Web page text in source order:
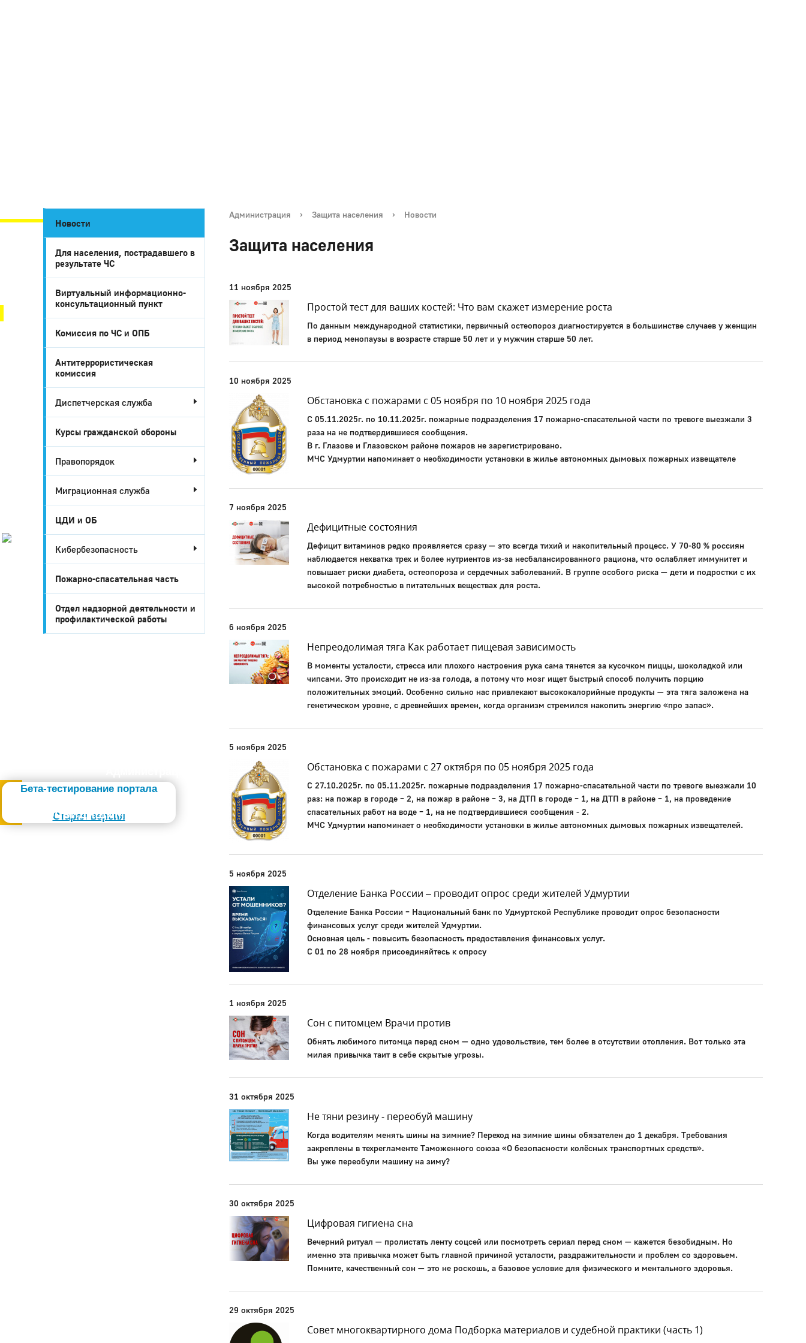
Глазов
Настоящее
Стратегия
Жителям
Бизнесу
Бета-тестирование портала
Старая версия
Слабовидящим
Город Глазов
Новости
Для населения, пострадавшего в
результате ЧС
Виртуальный информационно-
консультационный пункт
Комиссия по ЧС и ОПБ
Антитеррористическая
комиссия
Диспетчерская служба
Курсы гражданской обороны
Правопорядок
Миграционная служба
ЦДИ и ОБ
Кибербезопасность
Пожарно-спасательная часть
Отдел надзорной деятельности и
профилактической работы
Администрация › Защита населения › Новости
Защита населения
11 ноября 2025
Простой тест для ваших костей: Что вам скажет измерение роста
По данным международной статистики, первичный остеопороз диагностируется в большинстве случаев у женщин
в период менопаузы в возрасте старше 50 лет и у мужчин старше 50 лет.
10 ноября 2025
Обстановка с пожарами с 05 ноября по 10 ноября 2025 года
С 05.11.2025г. по 10.11.2025г. пожарные подразделения 17 пожарно-спасательной части по тревоге выезжали 3
раза на не подтвердившиеся сообщения.
В г. Глазове и Глазовском районе пожаров не зарегистрировано.
МЧС Удмуртии напоминает о необходимости установки в жилье автономных дымовых пожарных извещателе
7 ноября 2025
Дефицитные состояния
Дефицит витаминов редко проявляется сразу — это всегда тихий и накопительный процесс. У 70-80 % россиян
наблюдается нехватка трех и более нутриентов из-за несбалансированного рациона, что ослабляет иммунитет и
повышает риски диабета, остеопороза и сердечных заболеваний. В группе особого риска — дети и подростки с их
высокой потребностью в питательных веществах для роста.
6 ноября 2025
Непреодолимая тяга Как работает пищевая зависимость
В моменты усталости, стресса или плохого настроения рука сама тянется за кусочком пиццы, шоколадкой или
чипсами. Это происходит не из-за голода, а потому что мозг ищет быстрый способ получить порцию
положительных эмоций. Особенно сильно нас привлекают высококалорийные продукты — эта тяга заложена на
генетическом уровне, с древнейших времен, когда организм стремился накопить энергию «про запас».
5 ноября 2025
Обстановка с пожарами с 27 октября по 05 ноября 2025 года
С 27.10.2025г. по 05.11.2025г. пожарные подразделения 17 пожарно-спасательной части по тревоге выезжали 10
раз: на пожар в городе – 2, на пожар в районе – 3, на ДТП в городе – 1, на ДТП в районе – 1, на проведение
спасательных работ на воде – 1, на не подтвердившиеся сообщения - 2.
МЧС Удмуртии напоминает о необходимости установки в жилье автономных дымовых пожарных извещателей.
5 ноября 2025
Отделение Банка России – проводит опрос среди жителей Удмуртии
Отделение Банка России – Национальный банк по Удмуртской Республике проводит опрос безопасности
финансовых услуг среди жителей Удмуртии.
Основная цель - повысить безопасность предоставления финансовых услуг.
С 01 по 28 ноября присоединяйтесь к опросу
1 ноября 2025
Сон с питомцем Врачи против
Обнять любимого питомца перед сном — одно удовольствие, тем более в отсутствии отопления. Вот только эта
милая привычка таит в себе скрытые угрозы.
31 октября 2025
Не тяни резину - переобуй машину
Когда водителям менять шины на зимние? Переход на зимние шины обязателен до 1 декабря. Требования
закреплены в техрегламенте Таможенного союза «О безопасности колёсных транспортных средств».
Вы уже переобули машину на зиму?
30 октября 2025
Цифровая гигиена сна
Вечерний ритуал — пролистать ленту соцсей или посмотреть сериал перед сном — кажется безобидным. Но
именно эта привычка может быть главной причиной усталости, раздражительности и проблем со здоровьем.
Помните, качественный сон — это не роскошь, а базовое условие для физического и ментального здоровья.
29 октября 2025
Совет многоквартирного дома Подборка материалов и судебной практики (часть 1)